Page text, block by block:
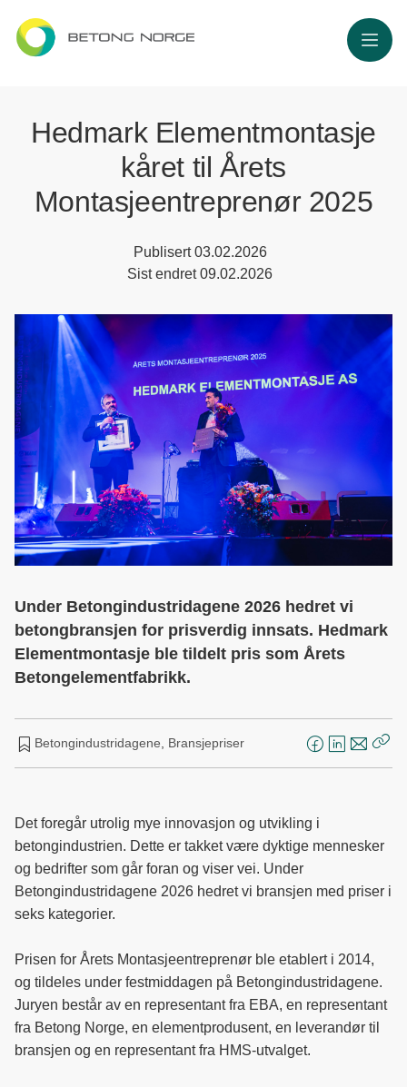
Meny
Hedmark Elementmontasje
kåret til Årets
Montasjeentreprenør 2025
Publisert03.02.2026
Sist endret09.02.2026
Under Betongindustridagene 2026 hedret vi
betongbransjen for prisverdig innsats. Hedmark
Elementmontasje ble tildelt pris som Årets
Betongelementfabrikk.
Betongindustridagene Bransjepriser
F
e
b
L
e
E
s
Det foregår utrolig mye innovasjon og utvikling i
betongindustrien. Dette er takket være dyktige mennesker
og bedrifter som går foran og viser vei. Under
Betongindustridagene 2026 hedret vi bransjen med priser i
seks kategorier.
Prisen for Årets Montasjeentreprenør ble etablert i 2014,
og tildeles under festmiddagen på Betongindustridagene.
Juryen består av en representant fra EBA, en representant
fra Betong Norge, en elementprodusent, en leverandør til
bransjen og en representant fra HMS-utvalget.